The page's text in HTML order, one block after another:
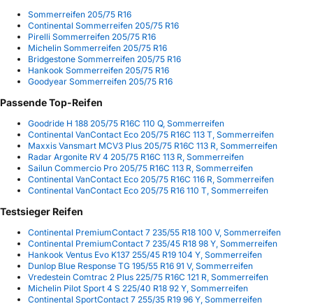
Sommerreifen 205/75 R16
Continental Sommerreifen 205/75 R16
Pirelli Sommerreifen 205/75 R16
Michelin Sommerreifen 205/75 R16
Bridgestone Sommerreifen 205/75 R16
Hankook Sommerreifen 205/75 R16
Goodyear Sommerreifen 205/75 R16
Passende Top-Reifen
Goodride H 188 205/75 R16C 110 Q, Sommerreifen
Continental VanContact Eco 205/75 R16C 113 T, Sommerreifen
Maxxis Vansmart MCV3 Plus 205/75 R16C 113 R, Sommerreifen
Radar Argonite RV 4 205/75 R16C 113 R, Sommerreifen
Sailun Commercio Pro 205/75 R16C 113 R, Sommerreifen
Continental VanContact Eco 205/75 R16C 116 R, Sommerreifen
Continental VanContact Eco 205/75 R16 110 T, Sommerreifen
Testsieger Reifen
Continental PremiumContact 7 235/55 R18 100 V, Sommerreifen
Continental PremiumContact 7 235/45 R18 98 Y, Sommerreifen
Hankook Ventus Evo K137 255/45 R19 104 Y, Sommerreifen
Dunlop Blue Response TG 195/55 R16 91 V, Sommerreifen
Vredestein Comtrac 2 Plus 225/75 R16C 121 R, Sommerreifen
Michelin Pilot Sport 4 S 225/40 R18 92 Y, Sommerreifen
Continental SportContact 7 255/35 R19 96 Y, Sommerreifen